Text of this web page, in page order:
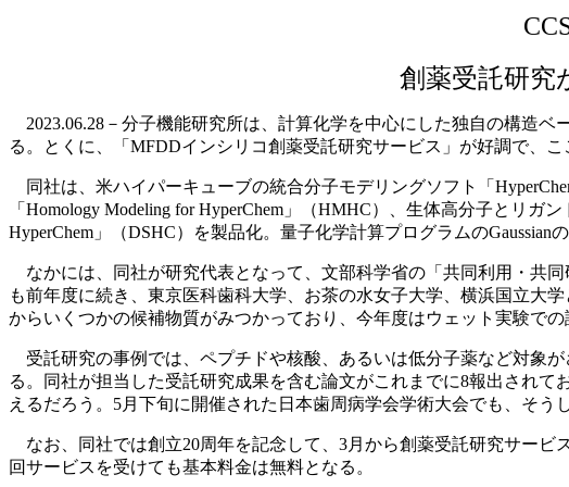
創薬受託研究
2023.06.28－分子機能研究所は、計算化学を中心にした独自の構造
る。とくに、「MFDDインシリコ創薬受託研究サービス」が好調で、
同社は、米ハイパーキューブの統合分子モデリングソフト「
「Homology Modeling for HyperChem」（HMHC）、生体高分子とリ
HyperChem」（DSHC）を製品化。量子化学計算プログラムの
なかには、同社が研究代表となって、文部科学省の「共同利用・共
も前年度に続き、東京医科歯科大学、お茶の水女子大学、横浜国立大
からいくつかの候補物質がみつかっており、今年度はウェット実験での
受託研究の事例では、ペプチドや核酸、あるいは低分子薬など対象
る。同社が担当した受託研究成果を含む論文がこれまでに8報出され
えるだろう。5月下旬に開催された日本歯周病学会学術大会でも、そう
なお、同社では創立20周年を記念して、3月から創薬受託研究サービ
回サービスを受けても基本料金は無料となる。